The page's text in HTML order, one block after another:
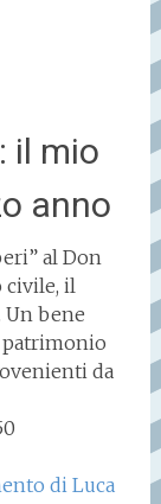
il mio
anno
al Don
civile, il
bene
patrimonio
da
di Luca